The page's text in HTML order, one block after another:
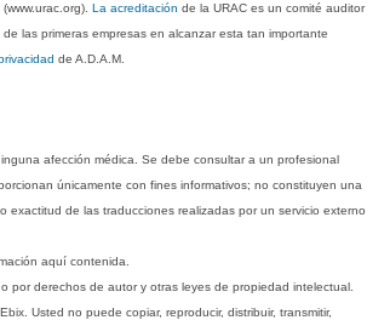
(www.urac.org).La acreditación de la URAC es un comité auditor
las primeras empresas en alcanzar esta tan importante
de A.D.A.M.
afección médica. Se debe consultar a un profesional
únicamente con fines informativos; no constituyen una
de las traducciones realizadas por un servicio externo
aquí contenida.
por derechos de autor y otras leyes de propiedad intelectual.
Usted no puede copiar, reproducir, distribuir, transmitir,